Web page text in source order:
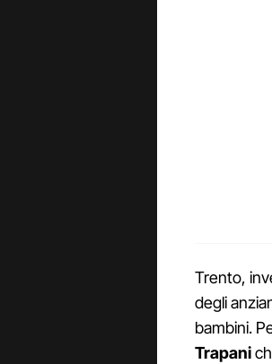
Trento,
degli
bambini.
Trapani